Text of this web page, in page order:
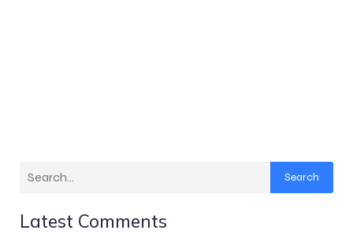
Search
Latest Comments